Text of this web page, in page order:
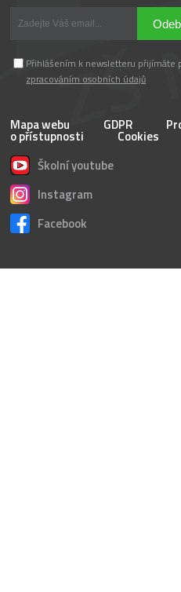
Přihlášením k newsletteru přijímáte
zpracováním osobních údajů
Mapa webu GDPR
o přístupnosti
Cookies
Školní youtube
Instagram
Facebook